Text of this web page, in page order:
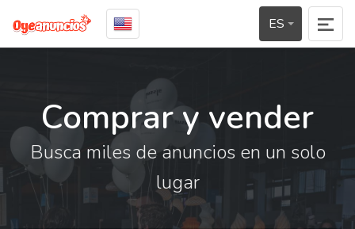
ES
Comprar y vender
Busca miles de anuncios en un solo
lugar